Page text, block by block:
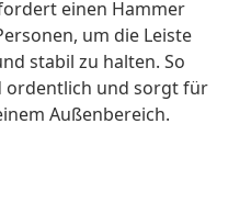
einen Hammer
um die Leiste
stabil zu halten. So
ordentlich und sorgt für
Außenbereich.